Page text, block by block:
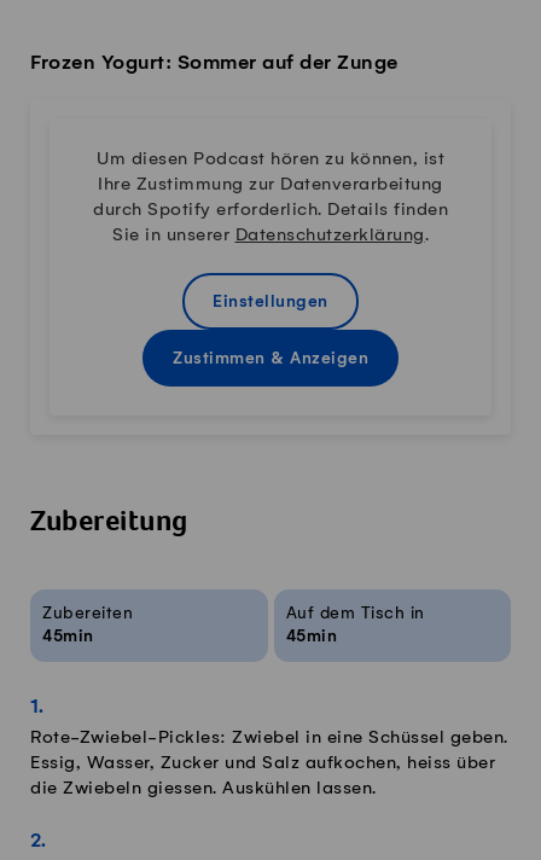
Frozen Yogurt: Sommer auf der Zunge
Um diesen Podcast hören zu können, ist
Ihre Zustimmung zur Datenverarbeitung
durch Spotify erforderlich. Details finden
Sie in unserer Datenschutzerklärung.
Einstellungen
Zustimmen & Anzeigen
Zubereitung
Rezeptinfos
Zubereiten
45min
Auf dem Tisch in
45min
Rote-Zwiebel-Pickles: Zwiebel in eine Schüssel geben.
Essig, Wasser, Zucker und Salz aufkochen, heiss über
die Zwiebeln giessen. Auskühlen lassen.